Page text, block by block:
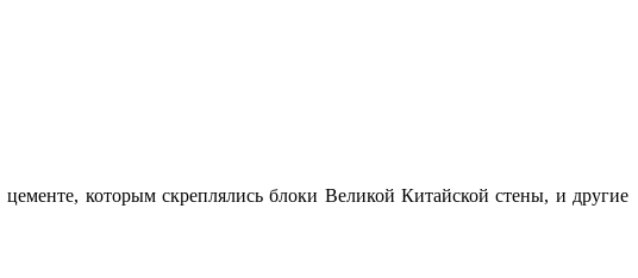
которым скреплялись блоки Великой Китайской стены, и другие